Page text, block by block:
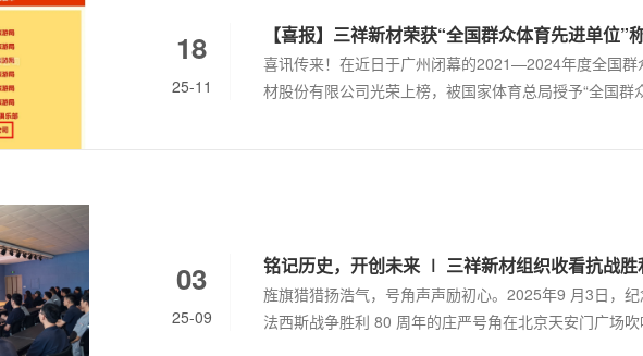
18
25-11
【喜报】三祥新材荣获“全国群众体育先进单位”称
喜讯传来！在近日于广州闭幕的2021—2024年度全国群
材股份有限公司光荣上榜，被国家体育总局授予“全国群
03
25-09
铭记历史，开创未来 ∣ 三祥新材组织收看抗战
旌旗猎猎扬浩气，号角声声励初心。2025年9 月3日，
法西斯战争胜利 80 周年的庄严号角在北京天安门广场